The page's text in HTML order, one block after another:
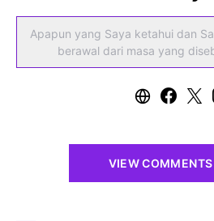
Apapun yang Saya ketahui dan
berawal dari masa yang
VIEW